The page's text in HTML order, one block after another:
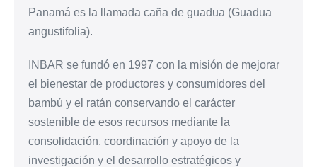
Panamá es la llamada caña de guadua (Guadua
angustifolia).
INBAR se fundó en 1997 con la misión de mejorar
el bienestar de productores y consumidores del
bambú y el ratán conservando el carácter
sostenible de esos recursos mediante la
consolidación, coordinación y apoyo de la
investigación y el desarrollo estratégicos y